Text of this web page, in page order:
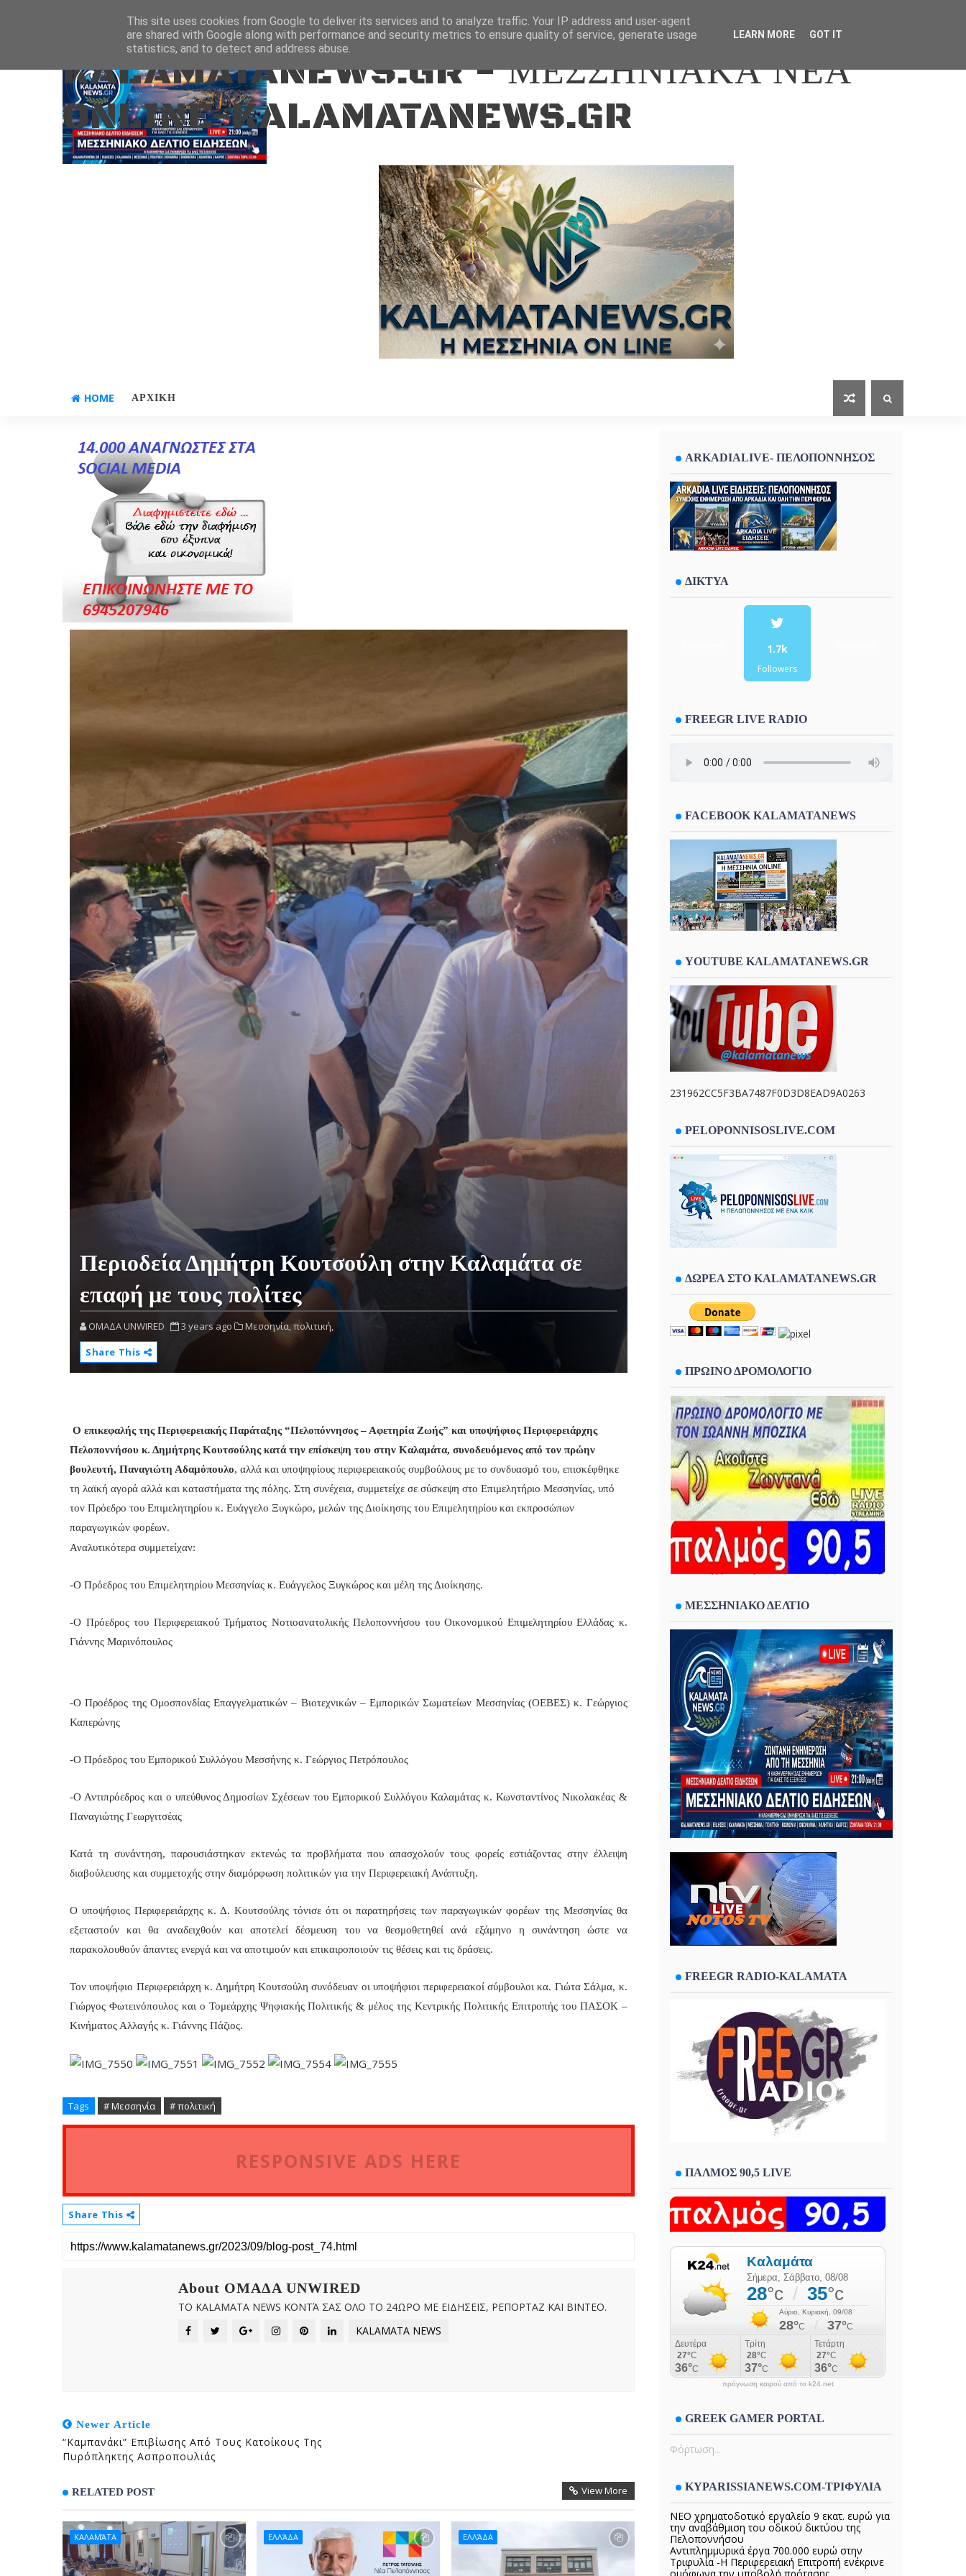
Aug 8, 2026
KALAMATANEWS.GR - ΜΕΣΣΗΝΙΑΚΑ ΝΕΑ
ONLINE-KALAMATANEWS.GR
HOME ΑΡΧΙΚΗ
Περιοδεία Δημήτρη Κουτσούλη στην Καλαμάτα σε
επαφή με τους πολίτες
OMAΔΑ UNWIRED 3 years ago Μεσσηνία,πολιτική,
Share This
Ο επικεφαλής της Περιφερειακής Παράταξης “Πελοπόννησος – Αφετηρία Ζωής” και υποψήφιος Περιφερειάρχης
Πελοποννήσου κ. Δημήτρης Κουτσούλης κατά την επίσκεψη του στην Καλαμάτα, συνοδευόμενος από τον πρώην
βουλευτή, Παναγιώτη Αδαμόπουλο, αλλά και υποψηφίους περιφερειακούς συμβούλους με το συνδυασμό του, επισκέφθηκε
τη λαϊκή αγορά αλλά και καταστήματα της πόλης. Στη συνέχεια, συμμετείχε σε σύσκεψη στο Επιμελητήριο Μεσσηνίας, υπό
τον Πρόεδρο του Επιμελητηρίου κ. Ευάγγελο Ξυγκώρο, μελών της Διοίκησης του Επιμελητηρίου και εκπροσώπων
παραγωγικών φορέων.
Αναλυτικότερα συμμετείχαν:
-Ο Πρόεδρος του Επιμελητηρίου Μεσσηνίας κ. Ευάγγελος Ξυγκώρος και μέλη της Διοίκησης.
-Ο Πρόεδρος του Περιφερειακού Τμήματος Νοτιοανατολικής Πελοποννήσου του Οικονομικού Επιμελητηρίου Ελλάδας κ.
Γιάννης Μαρινόπουλος
-Ο Προέδρος της Ομοσπονδίας Επαγγελματικών – Βιοτεχνικών – Εμπορικών Σωματείων Μεσσηνίας (ΟΕΒΕΣ) κ. Γεώργιος
Καπερώνης
-Ο Πρόεδρος του Εμπορικού Συλλόγου Μεσσήνης κ. Γεώργιος Πετρόπουλος
-Ο Αντιπρόεδρος και ο υπεύθυνος Δημοσίων Σχέσεων του Εμπορικού Συλλόγου Καλαμάτας κ. Κωνσταντίνος Νικολακέας &
Παναγιώτης Γεωργιτσέας
Κατά τη συνάντηση, παρουσιάστηκαν εκτενώς τα προβλήματα που απασχολούν τους φορείς εστιάζοντας στην έλλειψη
διαβούλευσης και συμμετοχής στην διαμόρφωση πολιτικών για την Περιφερειακή Ανάπτυξη.
Ο υποψήφιος Περιφερειάρχης κ. Δ. Κουτσούλης τόνισε ότι οι παρατηρήσεις των παραγωγικών φορέων της Μεσσηνίας θα
εξεταστούν και θα αναδειχθούν και αποτελεί δέσμευση του να θεσμοθετηθεί ανά εξάμηνο η συνάντηση ώστε να
παρακολουθούν άπαντες ενεργά και να αποτιμούν και επικαιροποιούν τις θέσεις και τις δράσεις.
Τον υποψήφιο Περιφερειάρχη κ. Δημήτρη Κουτσούλη συνόδευαν οι υποψήφιοι περιφερειακοί σύμβουλοι κα. Γιώτα Σάλμα, κ.
Γιώργος Φωτεινόπουλος και ο Τομεάρχης Ψηφιακής Πολιτικής & μέλος της Κεντρικής Πολιτικής Επιτροπής του ΠΑΣΟΚ –
Κινήματος Αλλαγής κ. Γιάννης Πάζιος.
Tags # Μεσσηνία # πολιτική
RESPONSIVE ADS HERE
Share This
About OMAΔΑ UNWIRED
ΤΟ KALAMATA NEWS ΚΟΝΤΆ ΣΑΣ ΟΛΟ ΤΟ 24ΩΡΟ ΜΕ ΕΙΔΗΣΕΙΣ, ΡΕΠΟΡΤΑΖ ΚΑΙ ΒΙΝΤΕΟ.
KALAMATA NEWS
Newer Article
“Καμπανάκι” Επιβίωσης Από Τους Κατοίκους Της
Πυρόπληκτης Ασπροπουλιάς
RELATED POST View More
ΚΑΛΑΜΆΤΑ ΕΛΛΆΔΑ ΕΛΛΆΔΑ
ARKADIALIVE- ΠΕΛΟΠΟΝΝΗΣΟΣ
ΔΙΚΤΥΑ
1.7k
Followers
FREEGR LIVE RADIO
FACEBOOK KALAMATANEWS
YOUTUBE KALAMATANEWS.GR
231962CC5F3BA7487F0D3D8EAD9A0263
PELOPONNISOSLIVE.COM
ΔΩΡΕΑ ΣΤΟ KALAMATANEWS.GR
ΠΡΩΙΝΟ ΔΡΟΜΟΛΟΓΙΟ
ΜΕΣΣΗΝΙΑΚΟ ΔΕΛΤΙΟ
FREEGR RADIO-KALAMATA
ΠΑΛΜΟΣ 90,5 LIVE
πρόγνωση καιρού από το k24.net
GREEK GAMER PORTAL
Φόρτωση...
KYPARISSIANEWS.COM-ΤΡΙΦΥΛΙΑ
ΝΕΟ χρηματοδοτικό εργαλείο 9 εκατ. ευρώ για
την αναβάθμιση του οδικού δικτύου της
Πελοποννήσου
Αντιπλημμυρικά έργα 700.000 ευρώ στην
Τριφυλία -Η Περιφερειακή Επιτροπή ενέκρινε
This site uses cookies from Google to deliver its services and to analyze traffic. Your IP address and user-agent
are shared with Google along with performance and security metrics to ensure quality of service, generate usage
statistics, and to detect and address abuse.
LEARN MORE GOT IT